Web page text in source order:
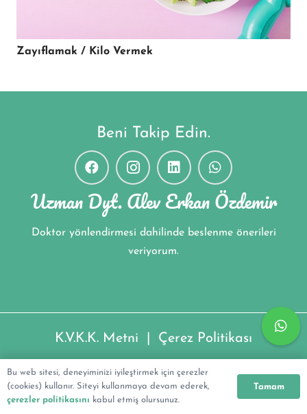
Zayıflamak / Kilo Vermek
Beni Takip Edin.
Uzman Dyt. Alev Erkan Özdemir
Doktor yönlendirmesi dahilinde beslenme önerileri
veriyorum.
K.V.K.K. Metni Çerez Politikası
Uzman Dyt. Alev Erkan Özdemir ©2022
Bu web sitesi, deneyiminizi iyileştirmek için çerezler
(cookies) kullanır. Siteyi kullanmaya devam ederek,
çerezler politikasını kabul etmiş olursunuz.
Tamam